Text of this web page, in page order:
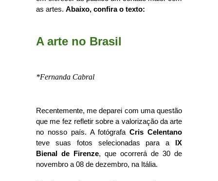
as artes. Abaixo, confira o texto:
A arte no Brasil
*Fernanda Cabral
Recentemente, me deparei com uma questão
que me fez refletir sobre a valorização da arte
no nosso país. A fotógrafaCris Celentano
teve suas fotos selecionadas para a IX
Bienal de Firenze, que ocorrerá de 30 de
novembro a 08 de dezembro, na Itália.